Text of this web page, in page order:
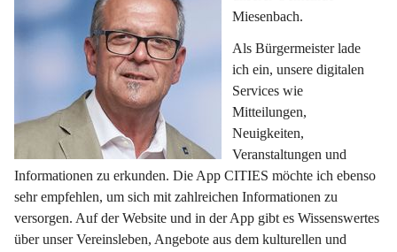
Miesenbach.
Als Bürgermeister lade
ich ein, unsere digitalen
Services wie
Mitteilungen,
Neuigkeiten,
Veranstaltungen und
Informationen zu erkunden. Die App CITIES möchte ich ebenso
sehr empfehlen, um sich mit zahlreichen Informationen zu
versorgen. Auf der Website und in der App gibt es Wissenswertes
über unser Vereinsleben, Angebote aus dem kulturellen und